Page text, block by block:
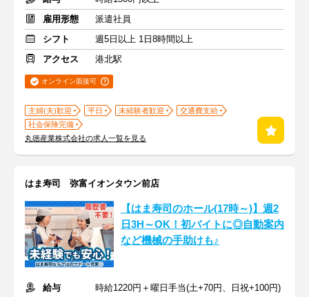
雇用形態
派遣社員
シフト
週5日以上 1日8時間以上
アクセス
港北駅
オンライン面接可
主婦(夫)歓迎 平日 未経験者歓迎
交通費支給
社会保険完備
丸徳産業株式会社の求人一覧を見る
はま寿司 弥富イオンタウン前店
【はま寿司のホール(17時～)】週2
日3H～OK！初バイトに◎自動案内
など機械の手助けも♪
給与 時給1220円＋曜日手当(土+70円、日祝+100円)